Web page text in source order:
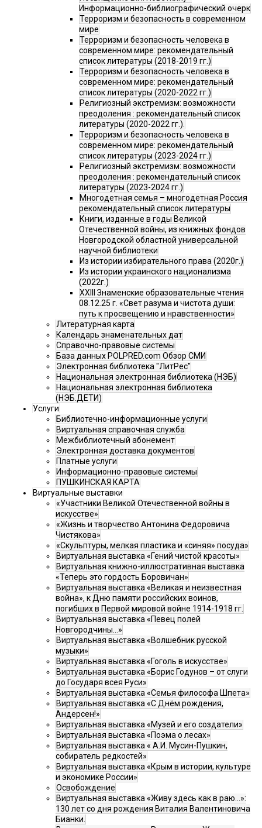
Информационно-библиографический очерк
Терроризм и безопасность в современном
мире
Терроризм и безопасность человека в
современном мире: рекомендательный
список литературы (2018-2019 гг.)
Терроризм и безопасность человека в
современном мире: рекомендательный
список литературы (2020-2022 гг.)
Религиозный экстремизм: возможности
преодоления : рекомендательный список
литературы (2020-2022 гг.).
Терроризм и безопасность человека в
современном мире: рекомендательный
список литературы (2023-2024 гг.)
Религиозный экстремизм: возможности
преодоления : рекомендательный список
литературы (2023-2024 гг.)
Многодетная семья – многодетная Россия
рекомендательный список литературы
Книги, изданные в годы Великой
Отечественной войны, из книжных фондов
Новгородской областной универсальной
научной библиотеки
Из истории избирательного права (2020г.)
Из истории украинского национализма
(2022г.)
XXIII Знаменские образовательные чтения
08.12.25 г. «Свет разума и чистота души:
путь к просвещению и нравственности»
Литературная карта
Календарь знаменательных дат
Справочно-правовые системы
База данных POLPRED.com Обзор СМИ
Электронная библиотека "ЛитРес"
Национальная электронная библиотека (НЭБ)
Национальная электронная библиотека
(НЭБ.ДЕТИ)
Услуги
Библиотечно-информационные услуги
Виртуальная справочная служба
Межбиблиотечный абонемент
Электронная доставка документов
Платные услуги
Информационно-правовые системы
ПУШКИНСКАЯ КАРТА
Виртуальные выставки
«Участники Великой Отечественной войны в
искусстве»
«Жизнь и творчество Антонина Федоровича
Чистякова»
«Скульптуры, мелкая пластика и «синяя» посуда»
Виртуальная выставка «Гений чистой красоты»
Виртуальная книжно-иллюстративная выставка
«Теперь это гордость Боровичан»
Виртуальная выставка «Великая и неизвестная
война», к Дню памяти российских воинов,
погибших в Первой мировой войне 1914-1918 гг.
Виртуальная выставка «Певец полей
Новгородчины…»
Виртуальная выставка «Волшебник русской
музыки»
Виртуальная выставка «Гоголь в искусстве»
Виртуальная выставка «Борис Годунов – от слуги
до Государя всея Руси»
Виртуальная выставка «Семья философа Шпета»
Виртуальная выставка «С Днём рождения,
Андерсен!»
Виртуальная выставка «Музей и его создатели»
Виртуальная выставка «Поэма о лесах»
Виртуальная выставка « А.И. Мусин-Пушкин,
собиратель редкостей»
Виртуальная выставка «Крым в истории, культуре
и экономике России»
Освобождение
Виртуальная выставка «Живу здесь как в раю…»:
130 лет со дня рождения Виталия Валентиновича
Бианки.